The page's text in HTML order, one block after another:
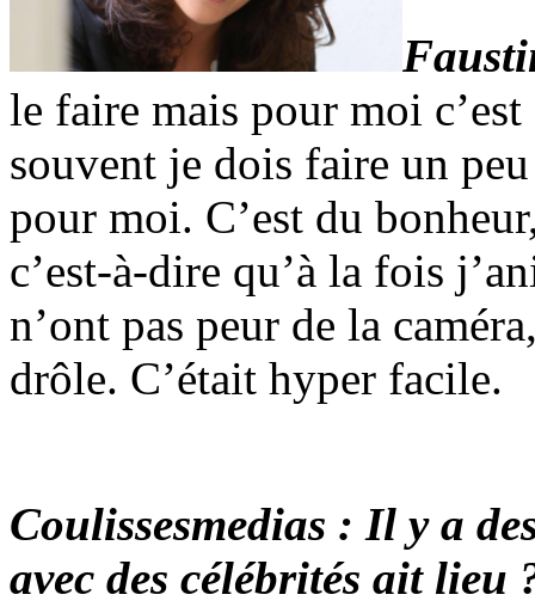
le faire mais pour moi
souvent je dois faire un
pour moi. C’est du
c’est-à-dire qu’à la fois
n’ont pas peur de la
drôle. C’était hyper facile.
Coulissesmedias : Il y a
avec des célébrités ait lieu